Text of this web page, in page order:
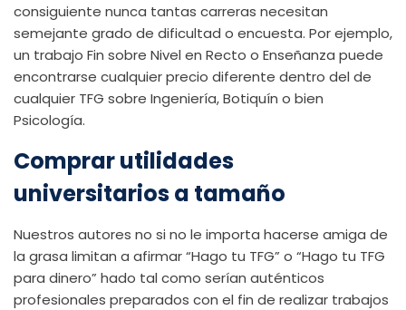
consiguiente nunca tantas carreras necesitan
semejante grado de dificultad o encuesta. Por ejemplo,
un trabajo Fin sobre Nivel en Recto o Enseñanza puede
encontrarse cualquier precio diferente dentro del de
cualquier TFG sobre Ingeniería, Botiquín o bien
Psicología.
Comprar utilidades
universitarios a tamaño
Nuestros autores no si no le importa hacerse amiga de
la grasa limitan a afirmar “Hago tu TFG” o “Hago tu TFG
para dinero” hado tal como serían auténticos
profesionales preparados con el fin de realizar trabajos